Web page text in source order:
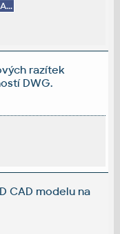
A...
razítek
DWG.
CAD modelu na